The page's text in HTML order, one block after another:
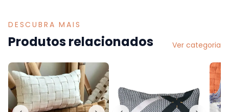
DESCUBRA MAIS
Produtos relacionados Ver categoria